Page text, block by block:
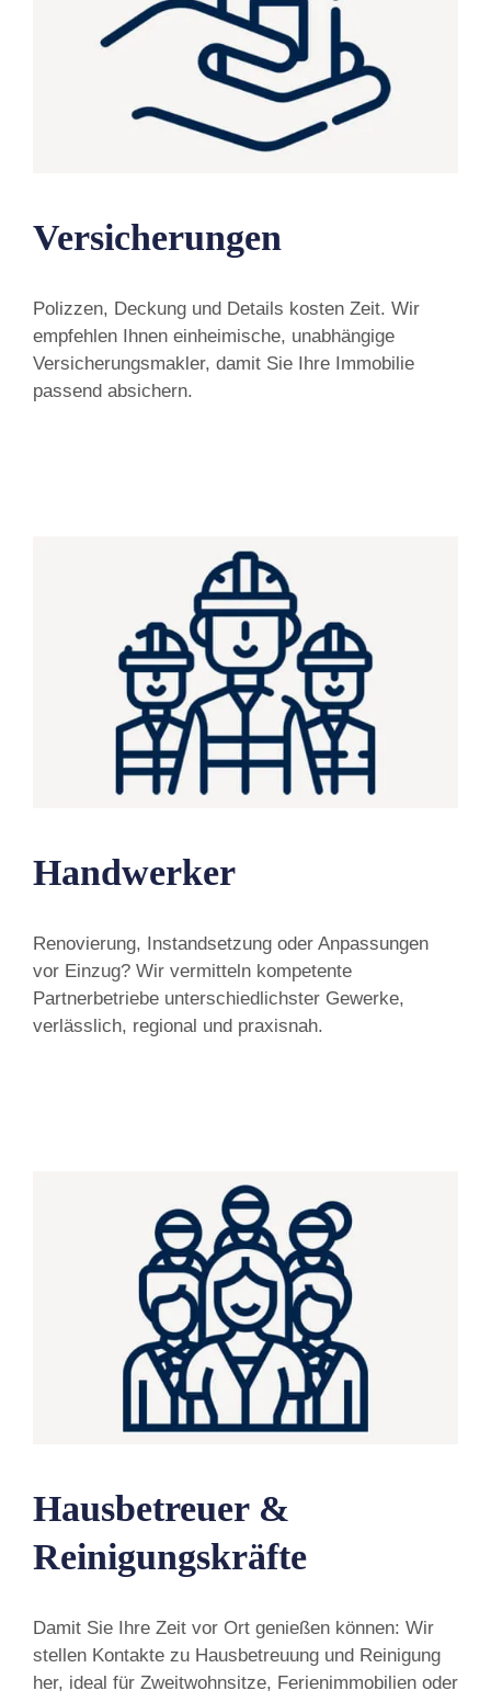
Versicherungen
Polizzen, Deckung und Details kosten Zeit. Wir
empfehlen Ihnen einheimische, unabhängige
Versicherungsmakler, damit Sie Ihre Immobilie
passend absichern.
Handwerker
Renovierung, Instandsetzung oder Anpassungen
vor Einzug? Wir vermitteln kompetente
Partnerbetriebe unterschiedlichster Gewerke,
verlässlich, regional und praxisnah.
Hausbetreuer &
Reinigungskräfte
Damit Sie Ihre Zeit vor Ort genießen können: Wir
stellen Kontakte zu Hausbetreuung und Reinigung
her, ideal für Zweitwohnsitze, Ferienimmobilien oder